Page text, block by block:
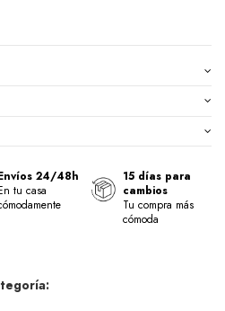
24/48h
tu casa
15 días para
cambios
Tu compra más
cómoda